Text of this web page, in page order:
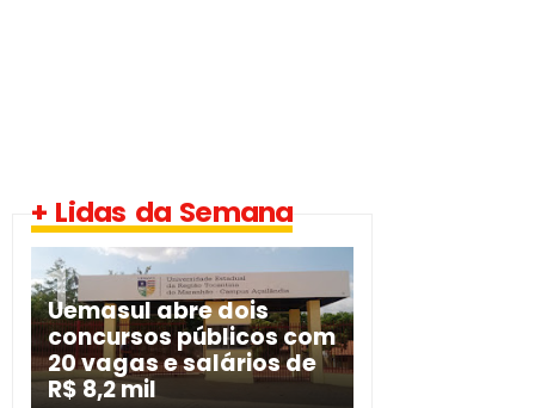
+ Lidas da Semana
Uemasul abre dois
concursos públicos com
20 vagas e salários de
R$ 8,2 mil